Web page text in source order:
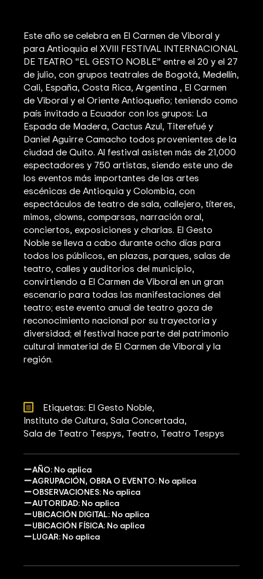
Este año se celebra en El Carmen de Viboral y
para Antioquia el XVIII FESTIVAL INTERNACIONAL
DE TEATRO “EL GESTO NOBLE” entre el 20 y el 27
de julio, con grupos teatrales de Bogotá, Medellín,
Cali, España, Costa Rica, Argentina , El Carmen
de Viboral y el Oriente Antioqueño; teniendo como
país invitado a Ecuador con los grupos: La
Espada de Madera, Cactus Azul, Titerefué y
Daniel Aguirre Camacho todos provenientes de la
ciudad de Quito. Al festival asisten más de 21,000
espectadores y 750 artistas, siendo este uno de
los eventos más importantes de las artes
escénicas de Antioquia y Colombia, con
espectáculos de teatro de sala, callejero, títeres,
mimos, clowns, comparsas, narración oral,
conciertos, exposiciones y charlas. El Gesto
Noble se lleva a cabo durante ocho días para
todos los públicos, en plazas, parques, salas de
teatro, calles y auditorios del municipio,
convirtiendo a El Carmen de Viboral en un gran
escenario para todas las manifestaciones del
teatro; este evento anual de teatro goza de
reconocimiento nacional por su trayectoria y
diversidad; el festival hace parte del patrimonio
cultural inmaterial de El Carmen de Viboral y la
región.
Etiquetas: El Gesto Noble
Instituto de Cultura Sala Concertada
Sala de Teatro Tespys Teatro Teatro Tespys
AÑO: No aplica
AGRUPACIÓN, OBRA O EVENTO: No aplica
OBSERVACIONES: No aplica
AUTORIDAD: No aplica
UBICACIÓN DIGITAL: No aplica
UBICACIÓN FÍSICA: No aplica
LUGAR: No aplica